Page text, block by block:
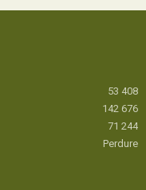
53 408
142 676
71 244
Perdure